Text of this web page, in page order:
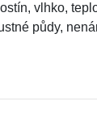
vlhko,
půdy,